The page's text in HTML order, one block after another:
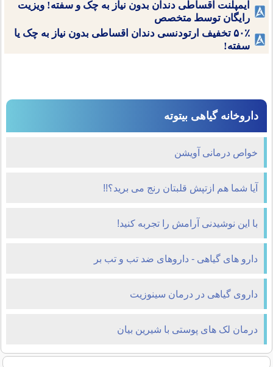
ایمپلنت اقساطی دندان بدون نیاز به چک و سفته! ویزیت
رایگان توسط متخصص
۵۰٪ تخفیف ارتودنسی دندان اقساطی بدون نیاز به چک یا
سفته!
داروخانه گیاهی بیتوته
خواص درمانی آویشن
آیا شما هم ازتپش قلبتان رنج می برید؟!!
با این نوشیدنی آرامش را تجربه کنید!
دارو های گیاهی - داروهای ضد تب و تب بر
داروی گیاهی در درمان سینوزیت
درمان لک ‌های پوستی با شیرین بیان